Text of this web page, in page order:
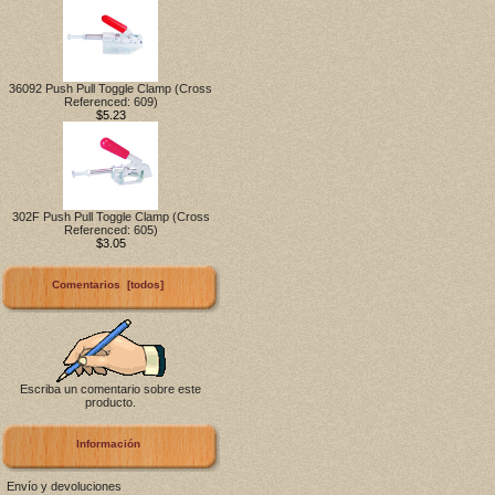
36092 Push Pull Toggle Clamp (Cross
Referenced: 609)
$5.23
302F Push Pull Toggle Clamp (Cross
Referenced: 605)
$3.05
Comentarios [todos]
Escriba un comentario sobre este
producto.
Información
Envío y devoluciones